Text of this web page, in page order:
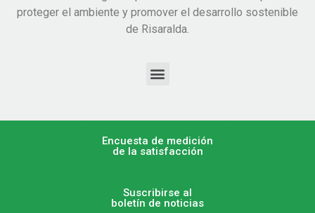
proteger el ambiente y promover el desarrollo sostenible
de Risaralda.
Encuesta de medición
de la satisfacción
Suscribirse al
boletín de noticias